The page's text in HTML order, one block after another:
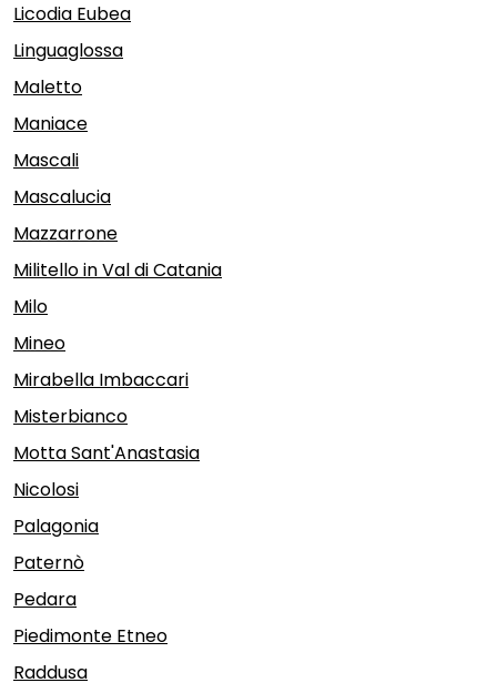
Licodia Eubea
Linguaglossa
Maletto
Maniace
Mascali
Mascalucia
Mazzarrone
Militello in Val di Catania
Milo
Mineo
Mirabella Imbaccari
Misterbianco
Motta Sant'Anastasia
Nicolosi
Palagonia
Paternò
Pedara
Piedimonte Etneo
Raddusa